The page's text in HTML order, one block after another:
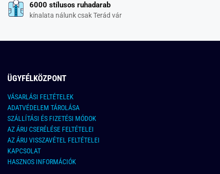
6000 stílusos ruhadarab
kínalata nálunk csak Terád vár
ÜGYFÉLKÖZPONT
VÁSARLÁSI FELTÉTELEK
ADATVÉDELEM TÁROLÁSA
SZÁLLÍTÁSI ÉS FIZETÉSI MÓDOK
AZ ÁRU CSERÉLÉSE FELTÉTELEI
AZ ÁRU VISSZAVÉTEL FELTÉTELEI
KAPCSOLAT
HASZNOS INFORMÁCIÓK